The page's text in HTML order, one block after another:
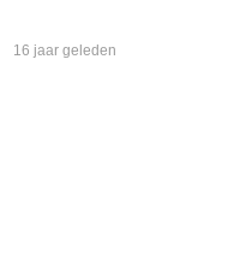
16 jaar geleden